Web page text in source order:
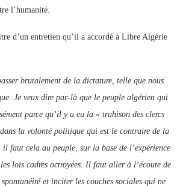
l’humanité.
d’un entretien qu’il a accordé à Libre Algérie
brutalement de la dictature, telle que nous
Je veux dire par-là que le peuple algérien qui
parce qu’il y a eu la « trahison des clercs
la volonté politique qui est le contraire de la
faut cela au peuple, sur la base de l’expérience
lois cadres octroyées. Il faut aller à l’écoute de
et inciter les couches sociales qui ne